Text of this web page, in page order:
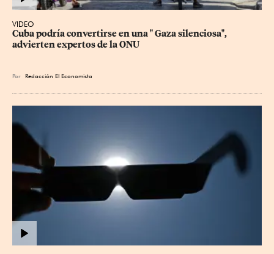
VIDEO
Cuba podría convertirse en una " Gaza silenciosa",
advierten expertos de la ONU
Por Redacción El Economista